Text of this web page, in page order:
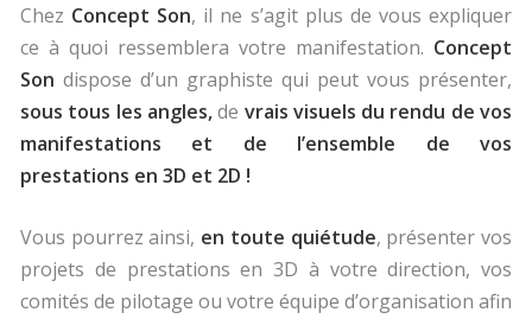
Chez Concept Son, il ne s’agit plus de vous expliquer
ce à quoi ressemblera votre manifestation. Concept
Son dispose d’un graphiste qui peut vous présenter,
sous tous les angles,de vrais visuels du rendu de vos
manifestations et de l’ensemble de vos
prestations en 3D et 2D !
Vous pourrez ainsi, en toute quiétude, présenter vos
projets de prestations en 3D à votre direction, vos
comités de pilotage ou votre équipe d’organisation afin